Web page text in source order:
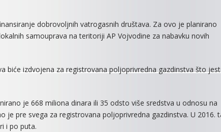
dobrovoljnih vatrogasnih društava. Za ovo je planirano
samouprava na teritoriji AP Vojvodine za nabavku novih
biće izdvojena za registrovana poljoprivredna gazdinstva što
je 668 miliona dinara ili 35 odsto više sredstva u odnosu na
je pre svega za registrovana poljoprivredna gazdinstva. U 2016.
i po puta.